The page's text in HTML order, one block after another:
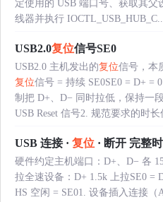
定使用的 USB 端口号、获取其
线器并执行
USB2.0复位信号SE0
USB2.0 主机发出的复位信号，本
复位信号 = 持续 SE0SE0 = D+ =
制把 D+、D− 同时拉低，保持一
USB Reset 信号2. 规范要求的时
USB 连接 · 复位 · 断开 完整
硬件约定主机端口：D+、D− 各
拉全速设备：D+ 1.5k 上拉SE0 =
HS 空闲 = SE01. 设备插入连接（